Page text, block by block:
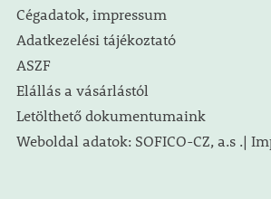
Cégadatok, impressum
Adatkezelési tájékoztató
ASZF
Elállás a vásárlástól
Letölthető dokumentumaink
Weboldal adatok: SOFICO-CZ, a.s .|